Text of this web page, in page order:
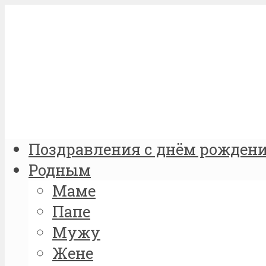
Поздравления с днём
Родным
Маме
Папе
Мужу
Жене